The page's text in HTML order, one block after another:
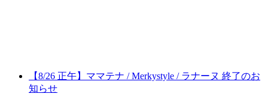
【8/26 正午】ママテナ / Merkystyle / ラナーヌ 終了のお
知らせ